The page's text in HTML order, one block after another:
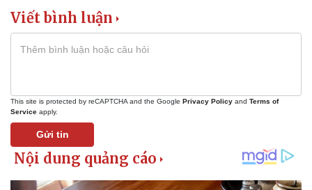
Viết bình luận
This site is protected by reCAPTCHA and the Google Privacy Policy and Terms of
Service apply.
Gửi tin